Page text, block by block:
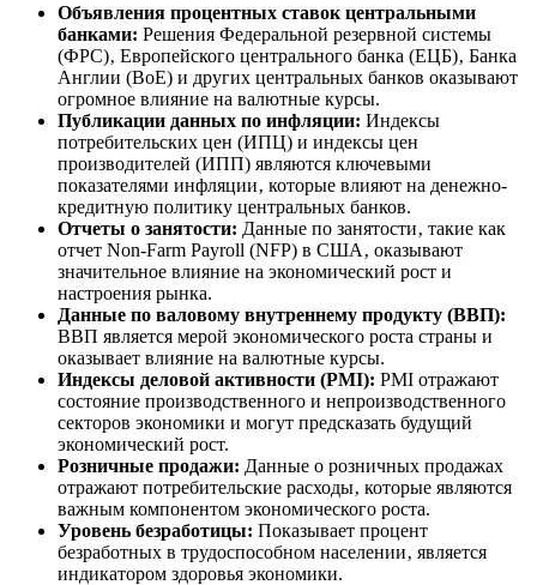
Объявления процентных ставок центральными
банками: Решения Федеральной резервной системы
(ФРС)‚ Европейского центрального банка (ЕЦБ)‚ Банка
Англии (BoE) и других центральных банков оказывают
огромное влияние на валютные курсы.
Публикации данных по инфляции: Индексы
потребительских цен (ИПЦ) и индексы цен
производителей (ИПП) являются ключевыми
показателями инфляции‚ которые влияют на денежно-
кредитную политику центральных банков.
Отчеты о занятости: Данные по занятости‚ такие как
отчет Non-Farm Payroll (NFP) в США‚ оказывают
значительное влияние на экономический рост и
настроения рынка.
Данные по валовому внутреннему продукту (ВВП):
ВВП является мерой экономического роста страны и
оказывает влияние на валютные курсы.
Индексы деловой активности (PMI): PMI отражают
состояние производственного и непроизводственного
секторов экономики и могут предсказать будущий
экономический рост.
Розничные продажи: Данные о розничных продажах
отражают потребительские расходы‚ которые являются
важным компонентом экономического роста.
Уровень безработицы: Показывает процент
безработных в трудоспособном населении‚ является
индикатором здоровья экономики.